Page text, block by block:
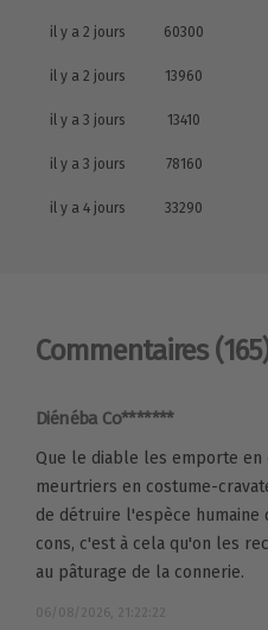
il y a 2 jours 60300
il y a 2 jours 13960
il y a 3 jours 13410
il y a 3 jours 78160
il y a 4 jours 33290
Commentaires (165)
Diénéba Co*******
Que le diable les emporte en
meurtriers en costume-
de détruire l'espèce humaine
cons, c'est à cela qu'on les
au pâturage de la connerie.
06/08/2026, 21:22:22